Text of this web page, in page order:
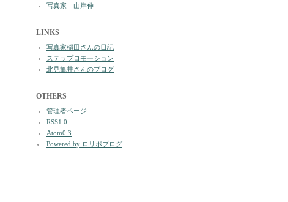
写真家 山岸伸
LINKS
写真家稲田さんの日記
ステラプロモーション
北見亀井さんのブログ
OTHERS
管理者ページ
RSS1.0
Atom0.3
Powered by ロリポブログ